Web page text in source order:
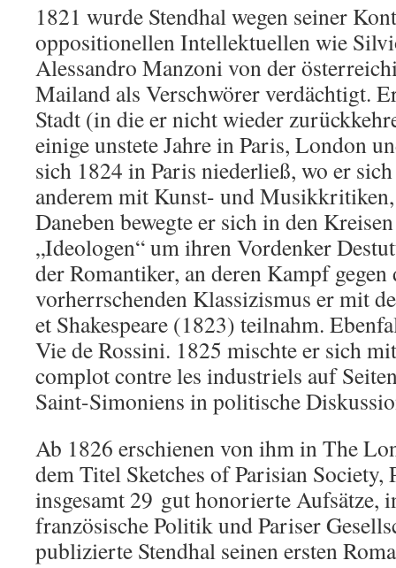
1821 wurde Stendhal wegen seiner
oppositionellen Intellektuellen wie
Alessandro Manzoni von der
Mailand als Verschwörer verdächtigt.
Stadt (in die er nicht wieder
einige unstete Jahre in Paris, London
sich 1824 in Paris niederließ, wo er
anderem mit Kunst- und
Daneben bewegte er sich in den
„Ideologen“ um ihren Vordenker
der Romantiker, an deren Kampf gegen
vorherrschenden Klassizismus er mit
et Shakespeare (1823) teilnahm.
Vie de Rossini. 1825 mischte er sich
complot contre les industriels auf
Saint-Simoniens in politische
Ab 1826 erschienen von ihm in The
dem Titel Sketches of Parisian
insgesamt 29 gut honorierte Aufsätze,
französische Politik und Pariser
publizierte Stendhal seinen ersten